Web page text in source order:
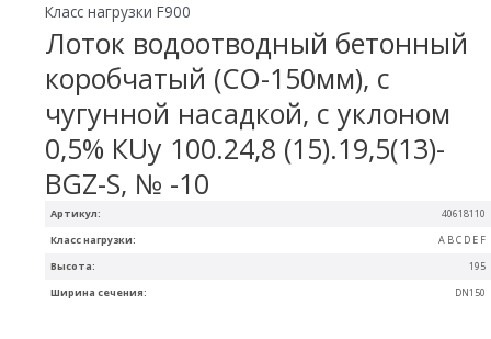
Артикул: 40618110
Ширина сечения: DN150
Высота: 195
Класс нагрузки: A B C D E F
Класс нагрузки F900
Лоток водоотводный бетонный
коробчатый (СО-150мм), с
чугунной насадкой, с уклоном
0,5% КUу 100.24,8 (15).19,5(13)-
BGZ-S, № -10